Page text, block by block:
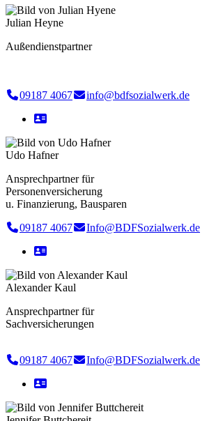
Julian Heyne
Außendienstpartner
09187 4067 info@bdfsozialwerk.de
Udo Hafner
Ansprechpartner für
Personenversicherung
u. Finanzierung, Bausparen
09187 4067
Info@BDFSozialwerk.de
Alexander Kaul
Ansprechpartner für
Sachversicherungen
09187 4067 Info@BDFSozialwerk.de